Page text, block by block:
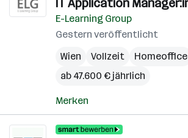
IT Application
E-Learning Group
Gestern veröffentlicht
Wien
Vollzeit
Homeoffice
ab 47.600 € jährlich
Merken